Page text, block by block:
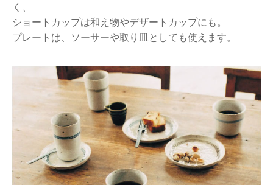
く、
ショートカップは和え物やデザートカップにも。
プレートは、ソーサーや取り皿としても使えます。